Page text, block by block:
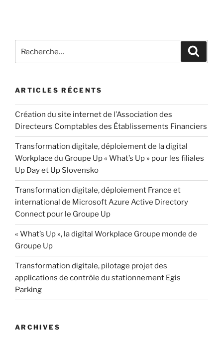
ARTICLES RÉCENTS
Création du site internet de l’Association des
Directeurs Comptables des Établissements Financiers
Transformation digitale, déploiement de la digital
Workplace du Groupe Up « What’s Up » pour les filiales
Up Day et Up Slovensko
Transformation digitale, déploiement France et
international de Microsoft Azure Active Directory
Connect pour le Groupe Up
« What’s Up », la digital Workplace Groupe monde de
Groupe Up
Transformation digitale, pilotage projet des
applications de contrôle du stationnement Egis
Parking
ARCHIVES